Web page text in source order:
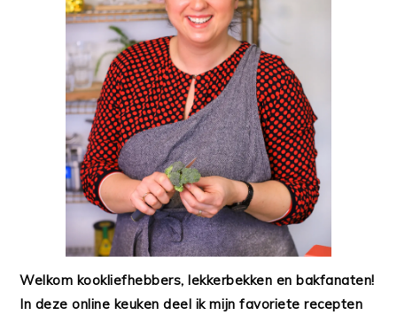
Welkom kookliefhebbers, lekkerbekken en bakfanaten!
In deze online keuken deel ik mijn favoriete recepten